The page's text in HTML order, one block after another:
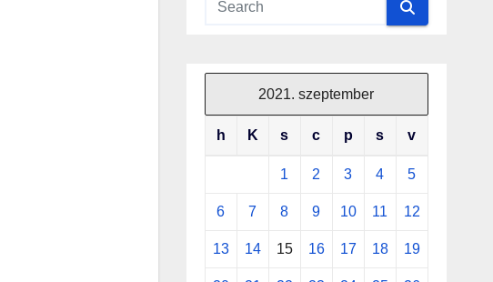
2021. szeptember
h K s c p s v
1 2 3 4 5
6 7 8 9 10 11 12
13 14 15 16 17 18 19